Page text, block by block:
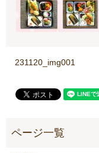
231120_img001